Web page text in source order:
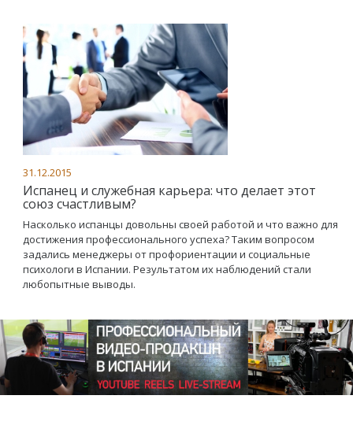
31.12.2015
Испанец и служебная карьера: что делает этот
союз счастливым?
Насколько испанцы довольны своей работой и что важно для
достижения профессионального успеха? Таким вопросом
задались менеджеры от профориентации и социальные
психологи в Испании. Результатом их наблюдений стали
любопытные выводы.